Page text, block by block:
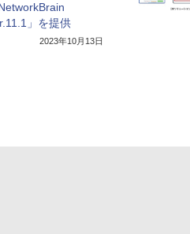
NetworkBrain
」を提供
2023年10月13日